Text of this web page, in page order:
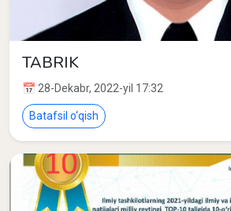
TABRIK
📅 28-Dekabr, 2022-yil 17:32
Batafsil o‘qish